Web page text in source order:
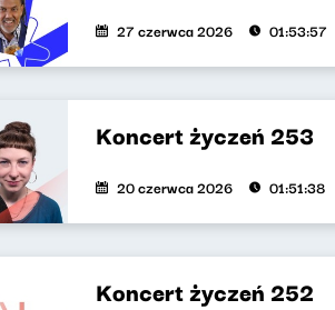
27 czerwca 2026 01:53:57
Koncert życzeń 253
20 czerwca 2026 01:51:38
Koncert życzeń 252